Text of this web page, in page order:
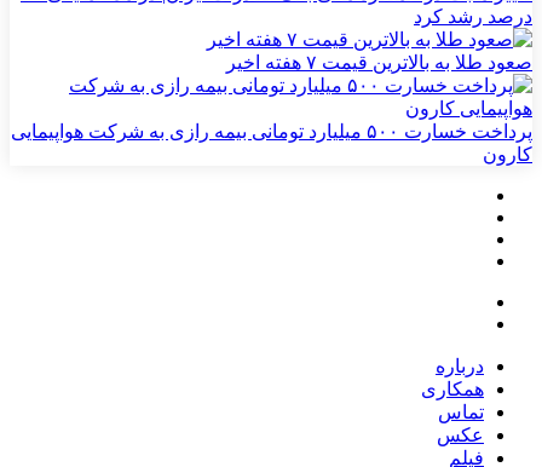
درصد رشد کرد
صعود طلا به بالاترین قیمت ۷ هفته اخیر
پرداخت خسارت ۵۰۰ میلیارد تومانی بیمه رازی به شرکت هواپیمایی
کارون
درباره
همکاری
تماس
عکس
فیلم